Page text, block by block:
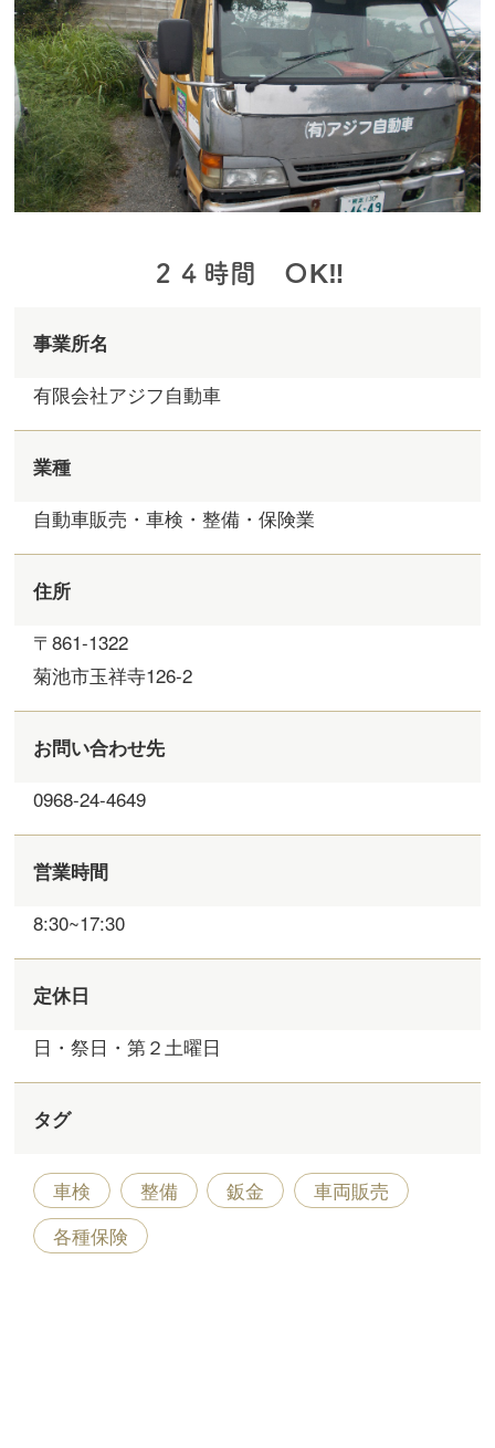
２４時間 ОK‼
事業所名
有限会社アジフ自動車
業種
自動車販売・車検・整備・保険業
住所
〒861-1322
菊池市玉祥寺126-2
お問い合わせ先
0968-24-4649
営業時間
8:30~17:30
定休日
日・祭日・第２土曜日
タグ
車検 整備 鈑金
車両販売
各種保険